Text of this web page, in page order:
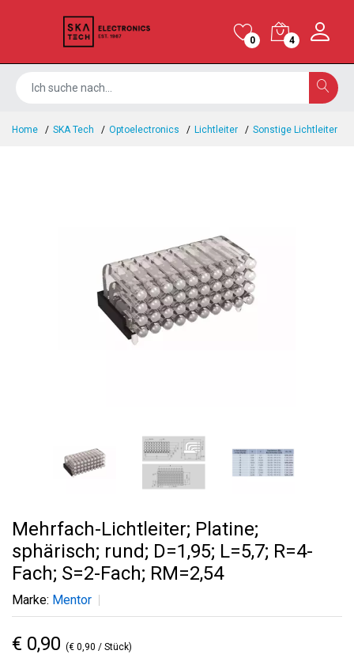
0 4
Home SKA Tech Optoelectronics Lichtleiter Sonstige Lichtleiter
Mehrfach-Lichtleiter; Platine;
sphärisch; rund; D=1,95; L=5,7; R=4-
Fach; S=2-Fach; RM=2,54
Marke: Mentor
€ 0,90 (€ 0,90 / Stück)